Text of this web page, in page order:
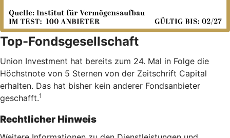
Top-Fondsgesellschaft
Union Investment hat bereits zum 24. Mal in Folge die
Höchstnote von 5 Sternen von der Zeitschrift Capital
erhalten. Das hat bisher kein anderer Fondsanbieter
geschafft.1
Rechtlicher Hinweis